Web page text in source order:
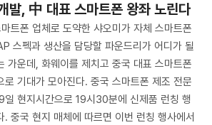
발, 中 대표 스마트폰 왕좌 노린다
트폰 업체로 도약한 샤오미가 자체 스마트폰
스펙과 생산을 담당할 파운드리가 어디가 될
가운데, 화웨이를 제치고 중국 대표 스마트폰
로 기대가 모아진다. 중국 스마트폰 제조 전문
현지시간으로 19시30분에 신제품 런칭 행
. 중국 현지 매체에 따르면 이번 런칭 행사에서